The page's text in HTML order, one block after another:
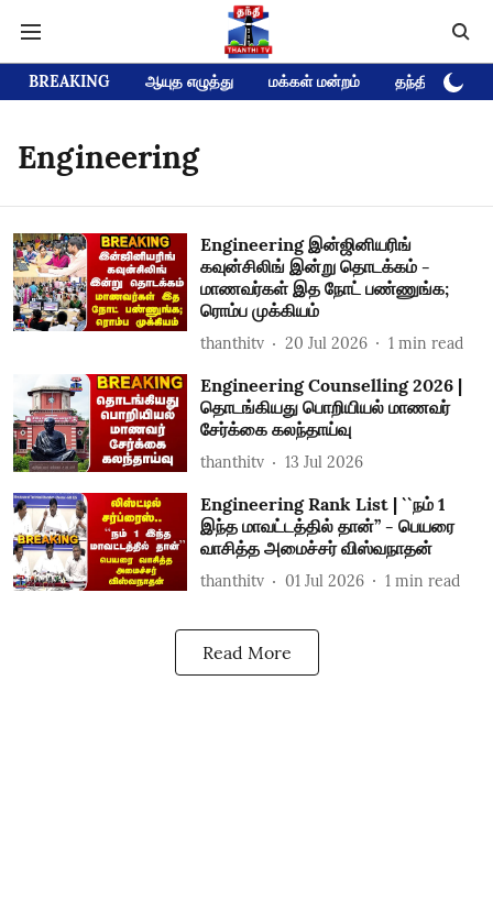
BREAKING ஆயுத எழுத்து மக்கள் மன்றம் தந்தி டிவி
Engineering
Engineering இன்ஜினியரிங்
கவுன்சிலிங் இன்று தொடக்கம் -
மாணவர்கள் இத நோட் பண்ணுங்க;
ரொம்ப முக்கியம்
thanthitv 20 Jul 2026 1 min read
Engineering Counselling 2026 |
தொடங்கியது பொறியியல் மாணவர்
சேர்க்கை கலந்தாய்வு
thanthitv 13 Jul 2026
Engineering Rank List | ``நம் 1
இந்த மாவட்டத்தில் தான்’’ - பெயரை
வாசித்த அமைச்சர் விஸ்வநாதன்
thanthitv 01 Jul 2026 1 min read
Read More